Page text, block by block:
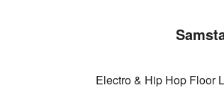
Electro & Hip Hop Floor